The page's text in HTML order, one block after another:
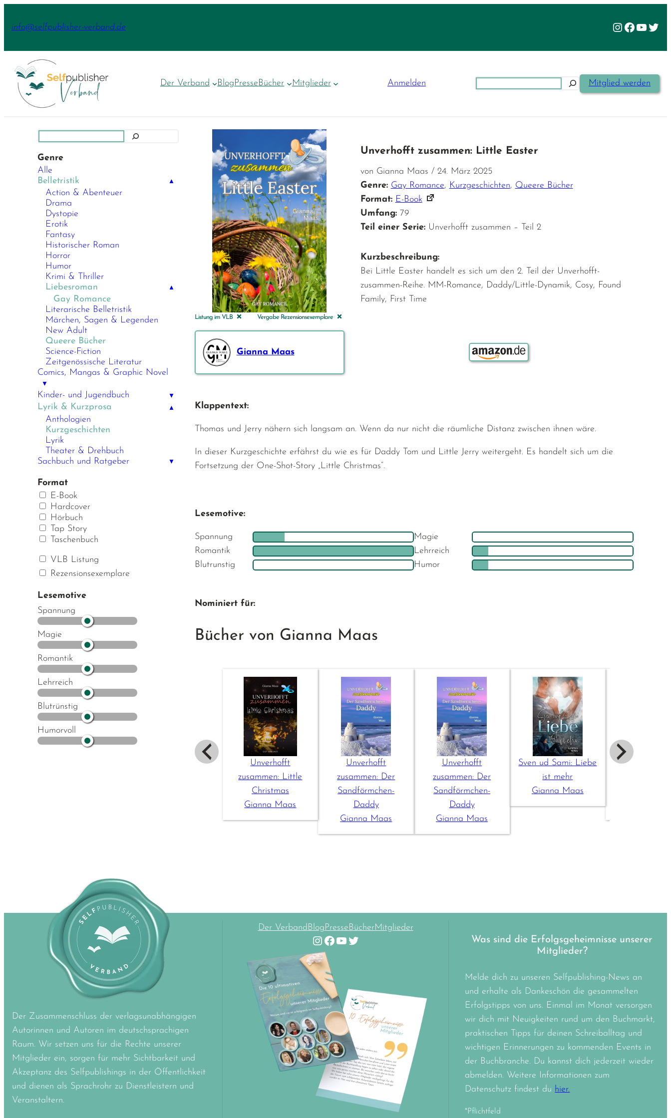
Inhalt
info@selfpublisher-verband.de Instagram
Facebook
Der Verband BlogPresseBücher Mitglieder Anmelden Mitglied werden
Genre
Alle
Belletristik
▲
Action & Abenteuer
Drama
Dystopie
Erotik
Fantasy
Historischer Roman
Horror
Humor
Krimi & Thriller
Liebesroman
▲
Gay Romance
Literarische Belletristik
Märchen, Sagen & Legenden
New Adult
Queere Bücher
Science-Fiction
Zeitgenössische Literatur
Comics, Mangas & Graphic Novel
▼
Kinder- und Jugendbuch ▼
Lyrik & Kurzprosa ▲
Anthologien
Kurzgeschichten
Lyrik
Theater & Drehbuch
Sachbuch und Ratgeber
▼
Format
E-Book
Hardcover
Hörbuch
Tap Story
Taschenbuch
VLB Listung
Rezensionsexemplare
Lesemotive
Spannung
Magie
Romantik
Lehrreich
Blutrünstig
Humorvoll
Listung im VLB Vergabe Rezensionsexemplare
Unverhofft zusammen: Little Easter
von Gianna Maas / 24. März 2025
Genre: Gay Romance, Kurzgeschichten, Queere Bücher
Format: E-Book
Umfang: 79
Teil einer Serie: Unverhofft zusammen – Teil 2
Kurzbeschreibung:
Bei Little Easter handelt es sich um den 2. Teil der Unverhofft-
zusammen-Reihe. MM-Romance, Daddy/Little-Dynamik, Cosy, Found
Family, First Time
Gianna Maas Bestellen über:
Klappentext:
Thomas und Jerry nähern sich langsam an. Wenn da nur nicht die räumliche Distanz zwischen ihnen wäre.
In dieser Kurzgeschichte erfährst du wie es für Daddy Tom und Little Jerry weitergeht. Es handelt sich um die
Fortsetzung der One-Shot-Story „Little Christmas“.
Lesemotive:
Spannung
Magie
Romantik
Lehrreich
Blutrunstig
Humor
Nominiert für:
Bücher von Gianna Maas
Unverhofft
zusammen: Little
Christmas
Gianna Maas
Unverhofft
zusammen: Der
Sandförmchen-
Daddy
Gianna Maas
Unverhofft
zusammen: Der
Sandförmchen-
Daddy
Gianna Maas
Sven ud Sami: Liebe
ist mehr
Gianna Maas
Der Zusammenschluss der verlagsunabhängigen
Autorinnen und Autoren im deutschsprachigen
Raum. Wir setzen uns für die Rechte unserer
Mitglieder ein, sorgen für mehr Sichtbarkeit und
Akzeptanz des Selfpublishings in der Öffentlichkeit
und dienen als Sprachrohr zu Dienstleistern und
Veranstaltern.
Der VerbandBlogPresseBücherMitglieder
Instagram Facebook YouTube Twitter
Was sind die Erfolgsgeheimnisse unserer
Mitglieder?
Melde dich zu unseren Selfpublishing-News an
und erhalte als Dankeschön die gesammelten
Erfolgstipps von uns. Einmal im Monat versorgen
wir dich mit Neuigkeiten rund um den Buchmarkt,
praktischen Tipps für deinen Schreiballtag und
wichtigen Erinnerungen zu kommenden Events in
der Buchbranche. Du kannst dich jederzeit wieder
abmelden. Weitere Informationen zum
Datenschutz findest du hier.
*Pflichtfeld